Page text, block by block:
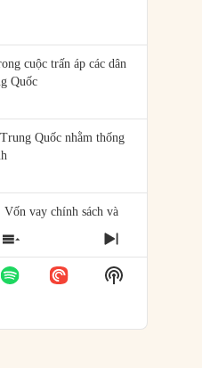
cuộc trấn áp các dân
Quốc
Quốc nhằm thống
vay chính sách và
vay vốn
“phòng thí nghiệm”
SHOW
EPISODES
LIST
NEXT
EPISODE
Show
Podcast